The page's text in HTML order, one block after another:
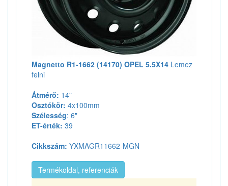
Magnetto R1-1662 (14170) OPEL 5.5X14 Lemez
felni
Átmérő: 14"
Osztókör: 4x100mm
Szélesség: 6"
ET-érték: 39
Cikkszám: YXMAGR11662-MGN
Termékoldal, referenciák